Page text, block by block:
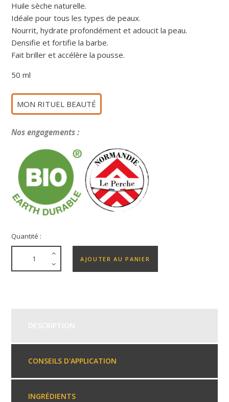
Huile sèche naturelle.
Idéale pour tous les types de peaux.
Nourrit, hydrate profondément et adoucit la peau.
Densifie et fortifie la barbe.
Fait briller et accélère la pousse.
50 ml
MON RITUEL BEAUTÉ
Nos engagements :
Quantité :
AJOUTER AU PANIER
CONSEILS D'APPLICATION
INGRÉDIENTS